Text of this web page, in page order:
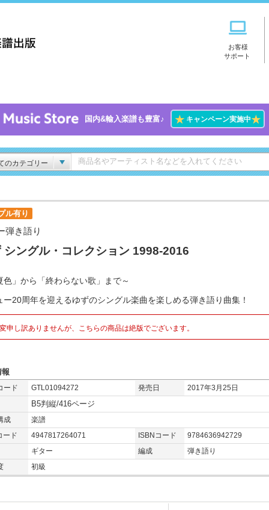
お客様
サポート
国内&輸入楽譜も豊富♪ ★キャンペーン実施中★
のカテゴリー
ル有り
弾き語り
シングル・コレクション 1998-2016
色」から「終わらない歌」まで～
ー20周年を迎えるゆずのシングル楽曲を楽しめる弾き語り曲集！
申し訳ありませんが、こちらの商品は絶版でございます。
ード GTL01094272 発売日 2017年3月25日
B5判縦/416ページ
成
楽譜
ード
4947817264071 ISBNコード
9784636942729
ギター
編成
弾き語り
初級